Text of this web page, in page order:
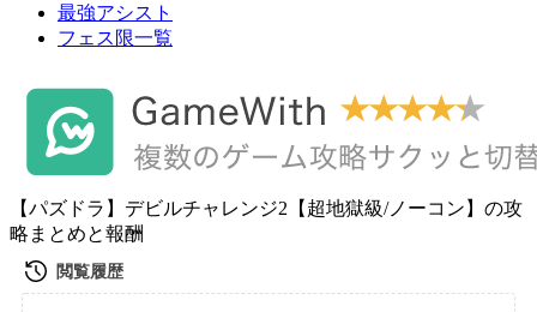
最強アシスト
フェス限一覧
【パズドラ】デビルチャレンジ2【超地獄級/ノーコン】の攻
略まとめと報酬